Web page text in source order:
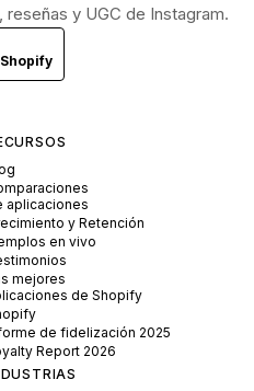
y UGC de Instagram.
aplicaciones
y Retención
en vivo
mejores
de Shopify
de fidelización 2025
Report 2026